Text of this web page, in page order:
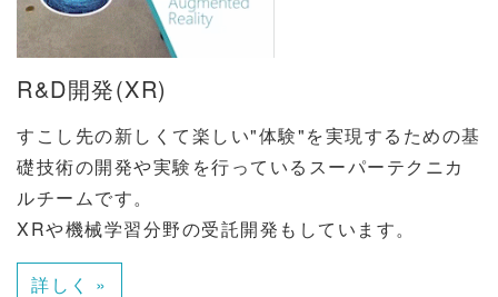
R&D開発(XR)
すこし先の新しくて楽しい"体験"を実現するための基
礎技術の開発や実験を行っているスーパーテクニカ
ルチームです。
XRや機械学習分野の受託開発もしています。
詳しく »